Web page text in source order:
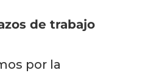
de trabajo
por la